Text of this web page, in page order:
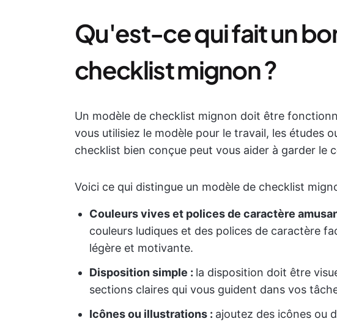
Qu'est-ce qui fait un
checklist mignon ?
Un modèle de checklist mignon doit être
vous utilisiez le modèle pour le travail, les études
checklist bien conçue peut vous aider à garder le
Voici ce qui distingue un modèle de checklist
Couleurs vives et polices de caractère
couleurs ludiques et des polices de caractère
légère et motivante.
Disposition simple : la disposition doit être
sections claires qui vous guident dans vos
Icônes ou illustrations : ajoutez des icônes ou